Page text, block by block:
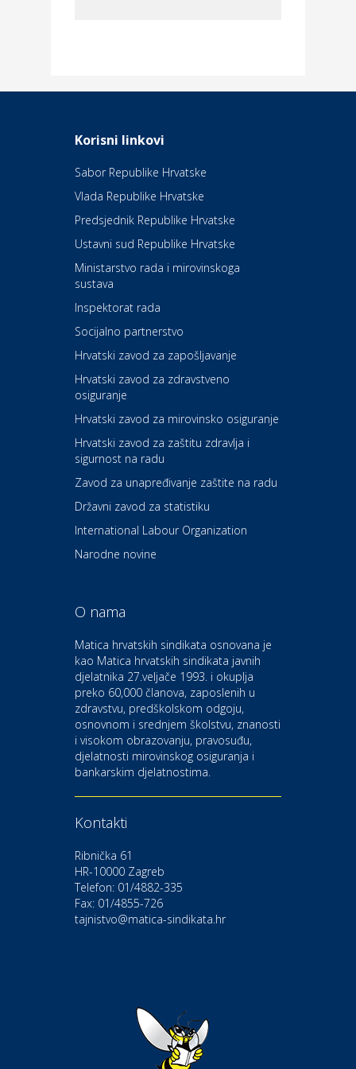
Daruvarske toplice – ljekovita
Kultura i edukacija
Kazalište Kerempuh
Kultura i edukacija
Kazalište ZKM
Auto-moto i tehnika
Zdravlje i osiguranje
Povoljnosti
Dental Sudar
Dom i dizajn
Euro-vrt – kosilice, motorne
Odmor
Bistrica
Auto-moto i tehnika
CIAK Auto d.o.o.
Kultura i edukacija
Kazalište Gavella
Moda i ljepota
Gastro
Hotel Bunčić Vrbovec
Izletište i vinotočje VINIA
Korisni linkovi
Sabor Republike Hrvatske
Vlada Republike Hrvatske
Predsjednik Republike Hrvatske
Ustavni sud Republike Hrvatske
Ministarstvo rada i mirovinskoga
sustava
Inspektorat rada
Socijalno partnerstvo
Hrvatski zavod za zapošljavanje
Hrvatski zavod za zdravstveno
osiguranje
Hrvatski zavod za mirovinsko osiguranje
Hrvatski zavod za zaštitu zdravlja i
sigurnost na radu
Zavod za unapređivanje zaštite na radu
Državni zavod za statistiku
International Labour Organization
Narodne novine
O nama
Matica hrvatskih sindikata osnovana je
kao Matica hrvatskih sindikata javnih
djelatnika 27.veljače 1993. i okuplja
preko 60,000 članova, zaposlenih u
zdravstvu, predškolskom odgoju,
osnovnom i srednjem školstvu, znanosti
i visokom obrazovanju, pravosuđu,
djelatnosti mirovinskog osiguranja i
bankarskim djelatnostima.
Kontakti
Ribnička 61
HR-10000 Zagreb
Telefon: 01/4882-335
Fax: 01/4855-726
tajnistvo@matica-sindikata.hr